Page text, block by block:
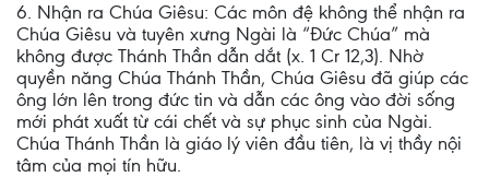
6. Nhận ra Chúa Giêsu: Các môn đệ không thể nhận ra
Chúa Giêsu và tuyên xưng Ngài là “Đức Chúa” mà
không được Thánh Thần dẫn dắt (x. 1 Cr 12,3). Nhờ
quyền năng Chúa Thánh Thần, Chúa Giêsu đã giúp các
ông lớn lên trong đức tin và dẫn các ông vào đời sống
mới phát xuất từ cái chết và sự phục sinh của Ngài.
Chúa Thánh Thần là giáo lý viên đầu tiên, là vị thầy nội
tâm của mọi tín hữu.